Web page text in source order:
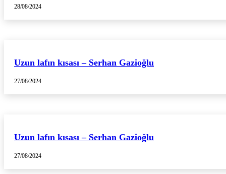
28/08/2024
Uzun lafın kısası – Serhan Gazioğlu
27/08/2024
Uzun lafın kısası – Serhan Gazioğlu
27/08/2024